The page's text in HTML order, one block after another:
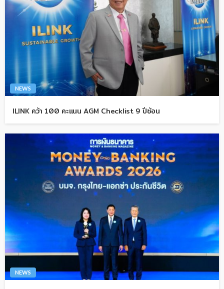
NEWS
ILINK คว้า 100 คะแนน AGM Checklist 9 ปีซ้อน
NEWS